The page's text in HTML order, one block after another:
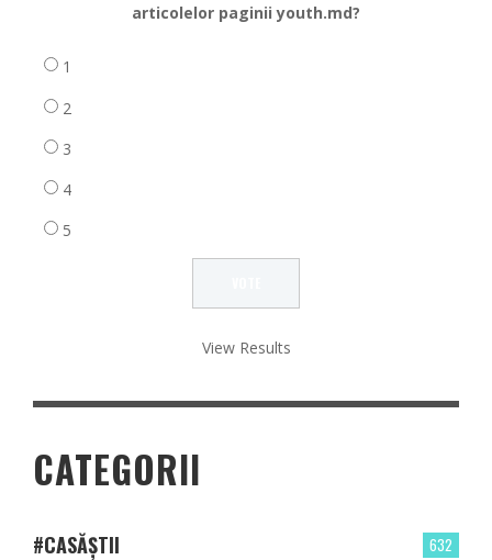
articolelor paginii youth.md?
1
2
3
4
5
View Results
CATEGORII
632
#CASĂȘTII